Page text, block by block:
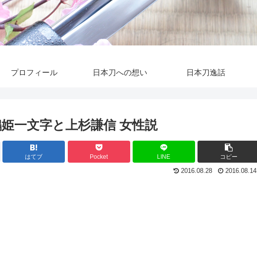
プロフィール 日本刀への想い 日本刀逸話
姫一文字と上杉謙信 女性説
はてブ Pocket LINE コピー
2016.08.28 2016.08.14